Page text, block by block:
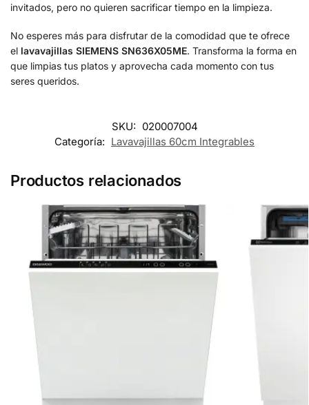
invitados, pero no quieren sacrificar tiempo en la limpieza.
No esperes más para disfrutar de la comodidad que te ofrece
el lavavajillas SIEMENS SN636X05ME. Transforma la forma en
que limpias tus platos y aprovecha cada momento con tus
seres queridos.
SKU: 020007004
Categoría: Lavavajillas 60cm Integrables
Productos relacionados